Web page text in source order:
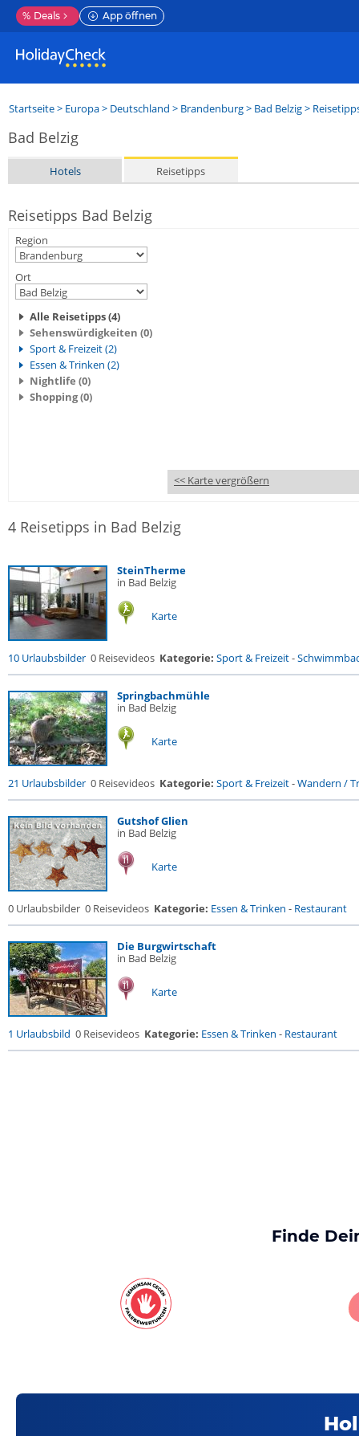
% Deals App öffnen
Startseite> Europa> Deutschland > Brandenburg> Bad Belzig>
Bad Belzig
Hotels Reisetipps
Reisetipps Bad Belzig
Region
Ort
Alle Reisetipps (4)
Sehenswürdigkeiten (0)
Sport & Freizeit (2)
Essen & Trinken (2)
Nightlife (0)
Shopping (0)
<< Karte vergrößern
4 Reisetipps in Bad Belzig
SteinTherme
in Bad Belzig
Karte
10 Urlaubsbilder 0 Reisevideos Kategorie: Sport & Freizeit-
Springbachmühle
in Bad Belzig
Karte
21 Urlaubsbilder 0 Reisevideos Kategorie: Sport & Freizeit-Wandern /
Gutshof Glien
in Bad Belzig
Karte
0 Urlaubsbilder 0 Reisevideos Kategorie: Essen & Trinken - Restaurant
Die Burgwirtschaft
in Bad Belzig
Karte
1 Urlaubsbild 0 Reisevideos Kategorie: Essen & Trinken - Restaurant
Finde